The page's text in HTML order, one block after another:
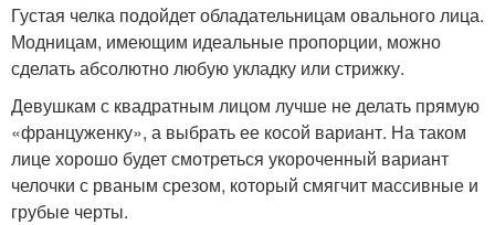
Густая челка подойдет обладательницам овального лица.
Модницам, имеющим идеальные пропорции, можно
сделать абсолютно любую укладку или стрижку.
Девушкам с квадратным лицом лучше не делать прямую
«француженку», а выбрать ее косой вариант. На таком
лице хорошо будет смотреться укороченный вариант
челочки с рваным срезом, который смягчит массивные и
грубые черты.